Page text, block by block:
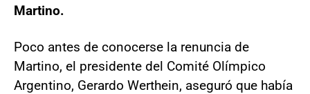
Martino.
Poco antes de conocerse la renuncia de
Martino, el presidente del Comité Olímpico
Argentino, Gerardo Werthein, aseguró que había